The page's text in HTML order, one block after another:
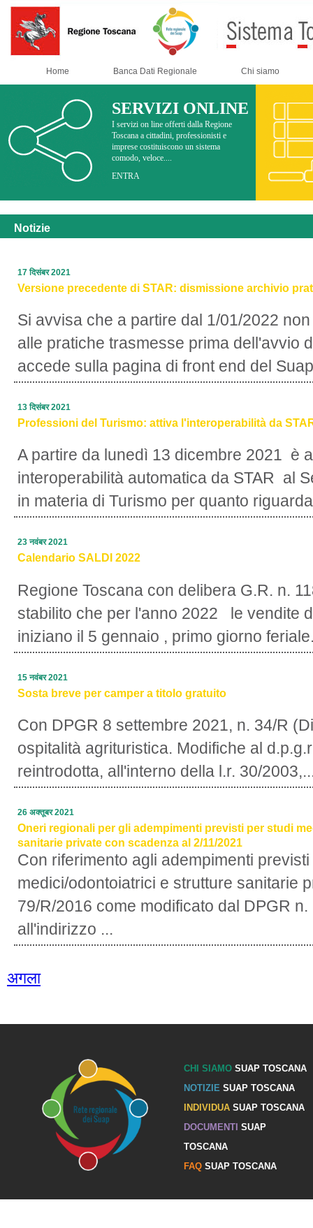
Home Banca Dati Regionale Chi siamo
SERVIZI ONLINE
I servizi on line offerti dalla Regione
Toscana a cittadini, professionisti e
imprese costituiscono un sistema
comodo, veloce....
ENTRA
Notizie
Versione precedente di STAR: dismissione archivio
Si avvisa che a partire dal 1/01/2022
alle pratiche trasmesse prima dell'avvio
accede sulla pagina di front end del
17 दिसंबर 2021
Professioni del Turismo: attiva l'interoperabilità da
A partire da lunedì 13 dicembre 2021 è
interoperabilità automatica da STAR al
in materia di Turismo per quanto
13 दिसंबर 2021
Calendario SALDI 2022
Regione Toscana con delibera G.R. n.
stabilito che per l'anno 2022 le vendite
iniziano il 5 gennaio , primo giorno
23 नवंबर 2021
Sosta breve per camper a titolo gratuito
Con DPGR 8 settembre 2021, n. 34/R
ospitalità agrituristica. Modifiche al
reintrodotta, all'interno della l.r. 30/
15 नवंबर 2021
Oneri regionali per gli adempimenti previsti per studi
sanitarie private con scadenza al 2/11/2021
Con riferimento agli adempimenti
medici/odontoiatrici e strutture sanitarie
79/R/2016 come modificato dal DPGR
all'indirizzo ...
26 अक्‍तूबर 2021
अगला
CHI SIAMOSUAP TOSCANA
NOTIZIE SUAP TOSCANA
INDIVIDUASUAP TOSCANA
DOCUMENTI SUAP
TOSCANA
FAQSUAP TOSCANA